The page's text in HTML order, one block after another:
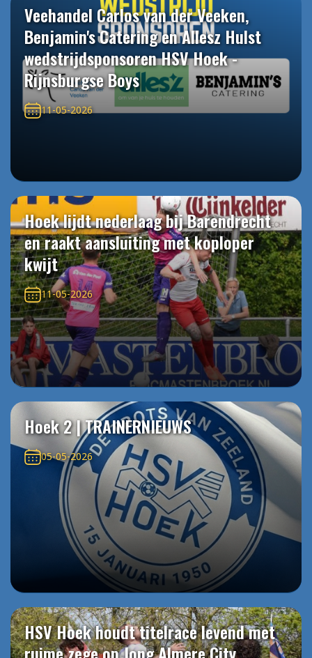
Veehandel Carlos van der Veeken,
Benjamin's Catering en Allesz Hulst
wedstrijdsponsoren HSV Hoek -
Rijnsburgse Boys
11-05-2026
Hoek lijdt nederlaag bij Barendrecht
en raakt aansluiting met koploper
kwijt
11-05-2026
Hoek 2 | TRAINERNIEUWS
05-05-2026
HSV Hoek houdt titelrace levend met